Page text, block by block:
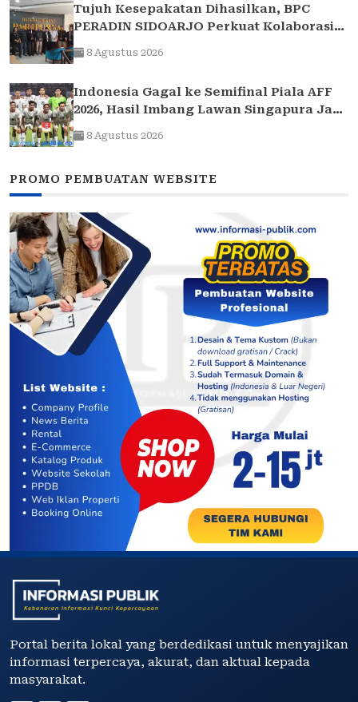
Tujuh Kesepakatan Dihasilkan, BPC
PERADIN SIDOARJO Perkuat Kolaborasi
dengan DPRD
8 Agustus 2026
Indonesia Gagal ke Semifinal Piala AFF
2026, Hasil Imbang Lawan Singapura Jadi
Akhir Perjalanan Garuda
8 Agustus 2026
PROMO PEMBUATAN WEBSITE
Portal berita lokal yang berdedikasi untuk menyajikan
informasi terpercaya, akurat, dan aktual kepada
masyarakat.